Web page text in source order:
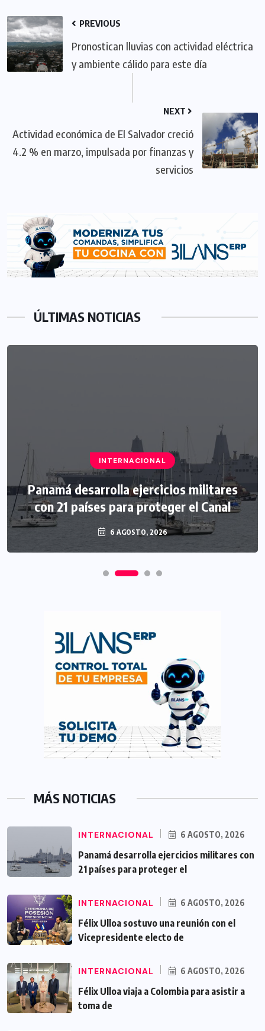
PREVIOUS
Pronostican lluvias con actividad eléctrica
y ambiente cálido para este día
NEXT
Actividad económica de El Salvador creció
4.2 % en marzo, impulsada por finanzas y
servicios
ÚLTIMAS NOTICIAS
INTERNACIONAL
Panamá desarrolla ejercicios militares
con 21 países para proteger el Canal
6 AGOSTO, 2026
MÁS NOTICIAS
INTERNACIONAL 6 AGOSTO, 2026
Panamá desarrolla ejercicios militares con
21 países para proteger el
INTERNACIONAL 6 AGOSTO, 2026
Félix Ulloa sostuvo una reunión con el
Vicepresidente electo de
INTERNACIONAL 6 AGOSTO, 2026
Félix Ulloa viaja a Colombia para asistir a
toma de